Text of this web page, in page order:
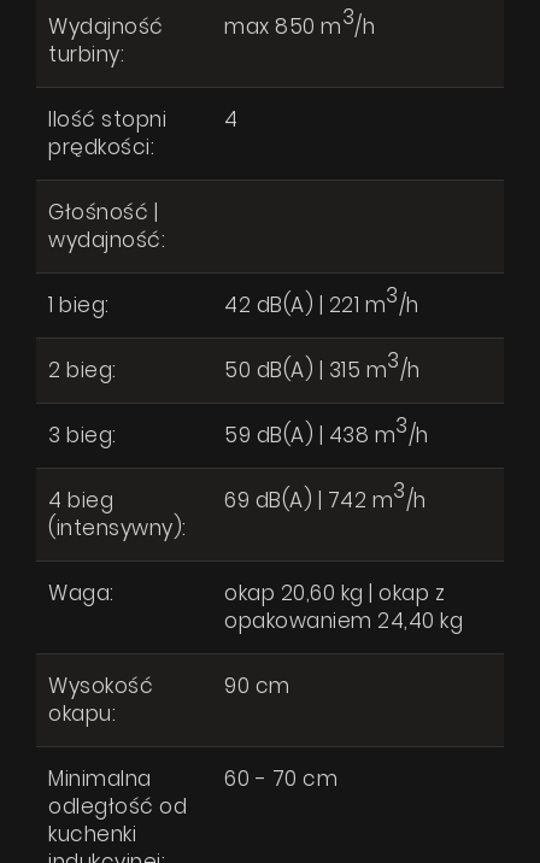
Produkty
O firmie
Strefa architekta
Wsparcie techniczne
Wirtualny showroom
Gdzie kupić
Inspiracje
Promocje
Współpraca
Kontakt
Tubo OR Antracyte
Wyrażam zgodę na przetwarzanie moich danych osobowych zgodnie
Wydajność
turbiny:
max 850 m3/h
Ilość stopni
prędkości:
4
Głośność |
wydajność:
1 bieg: 42 dB(A) | 221 m3/h
2 bieg: 50 dB(A) | 315 m3/h
3 bieg: 59 dB(A) | 438 m3/h
4 bieg
(intensywny):
69 dB(A) | 742 m3/h
Waga:
okap 20,60 kg | okap z
opakowaniem 24,40 kg
Wysokość
okapu:
90 cm
Minimalna
odległość od
kuchenki
60 - 70 cm